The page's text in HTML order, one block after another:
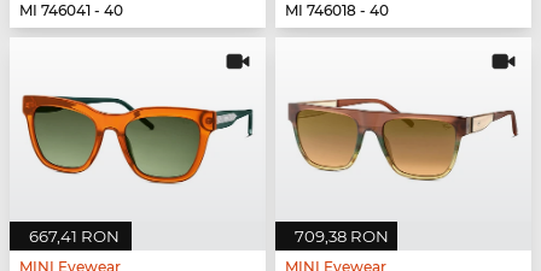
MI 746041 - 40
MI 746018 - 40
667,41 RON
MINI Eyewear
709,38 RON
MINI Eyewear